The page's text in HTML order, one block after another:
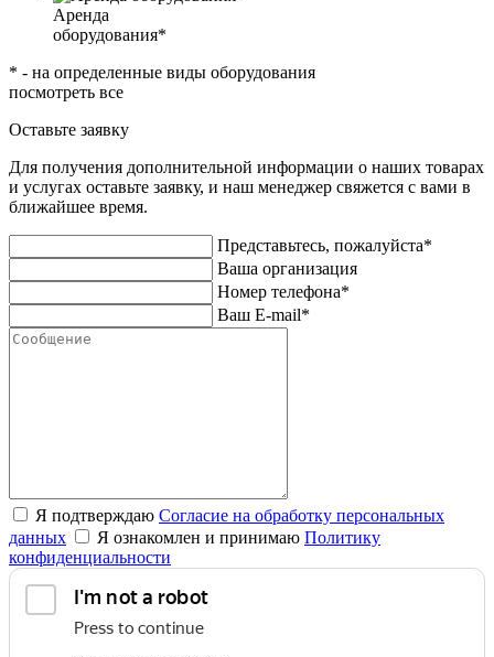
Аренда
оборудования*
* - на определенные виды оборудования
посмотреть все
Оставьте заявку
Для получения дополнительной информации о наших товарах
и услугах оставьте заявку, и наш менеджер свяжется с вами в
ближайшее время.
Представьтесь, пожалуйста*
Ваша организация
Номер телефона*
Ваш E-mail*
Я подтверждаю Согласие на обработку персональных
данных
Я ознакомлен и принимаю Политику
конфиденциальности